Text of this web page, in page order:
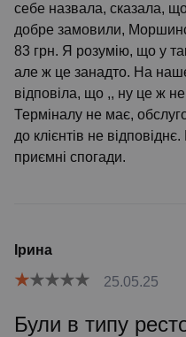
себе назвала, сказала,
добре замовили,
83 грн. Я розумію, що у
але ж це занадто. На
відповіла, що ,, ну це ж
Терміналу не має,
до клієнтів не
приємні спогади.
Ірина
25.05.25
Були в типу